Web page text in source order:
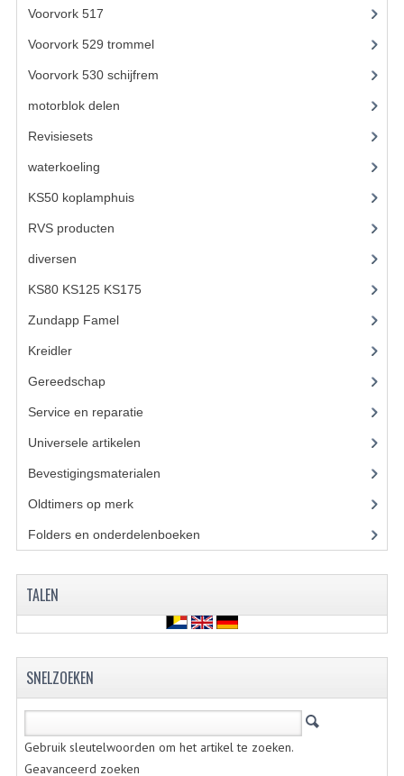
SPATBORDEN EN KENTEKENPLATEN
VOORVORK ONDERDELEN
MOTORBLOK DELEN
CARBURATEURDELEN
Voorvork 517
Voorvork 529 trommel(6)
Voorvork 530 schijfrem
motorblok delen
Revisiesets(85)
waterkoeling
KS50 koplamphuis(22)
RVS producten
diversen
KS80 KS125 KS175(309)
Zundapp Famel(61)
Kreidler(648)
Gereedschap(5)
Service en reparatie
Universele artikelen
Bevestigingsmaterialen
Oldtimers op merk(73)
Folders en onderdelenboeken
TALEN
SNELZOEKEN
Gebruik sleutelwoorden om het artikel te zoeken.
Geavanceerd zoeken